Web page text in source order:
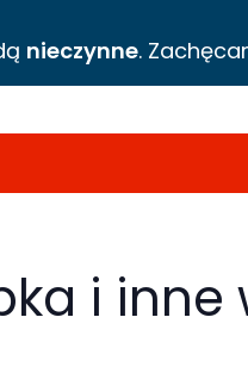
nieczynne.
i inne